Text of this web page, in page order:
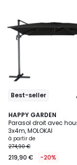
réduction
appliquée.
Best-seller
HAPPY GARDEN
Parasol droit avec
3x4m, MOLOKAI
à partir de
274,90 €
219,90 € -20%
4,4
/ 5
6
Couleurs